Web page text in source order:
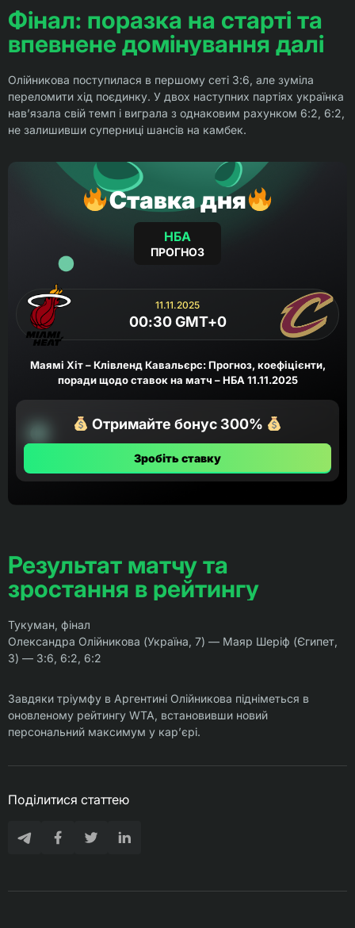
Фінал: поразка на старті та
впевнене домінування далі
Олійникова поступилася в першому сеті 3:6, але зуміла
переломити хід поєдинку. У двох наступних партіях українка
нав’язала свій темп і виграла з однаковим рахунком 6:2, 6:2,
не залишивши суперниці шансів на камбек.
Ставка дня
НБА
ПРОГНОЗ
11.11.2025
00:30 GMT+0
Маямі Хіт – Клівленд Кавальєрс: Прогноз, коефіцієнти,
поради щодо ставок на матч – НБА 11.11.2025
Отримайте бонус 300%
Зробіть ставку
Результат матчу та
зростання в рейтингу
Тукуман, фінал
Олександра Олійникова (Україна, 7) — Маяр Шеріф (Єгипет,
3) — 3:6, 6:2, 6:2
Завдяки тріумфу в Аргентині Олійникова підніметься в
оновленому рейтингу WTA, встановивши новий
персональний максимум у кар’єрі.
Поділитися статтею